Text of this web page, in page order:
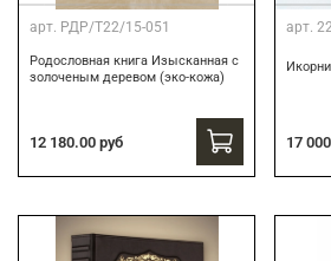
арт. РДР/Т22/15-051
Родословная книга Изысканная с
золоченым деревом (эко-кожа)
12 180.00 руб
арт.
17